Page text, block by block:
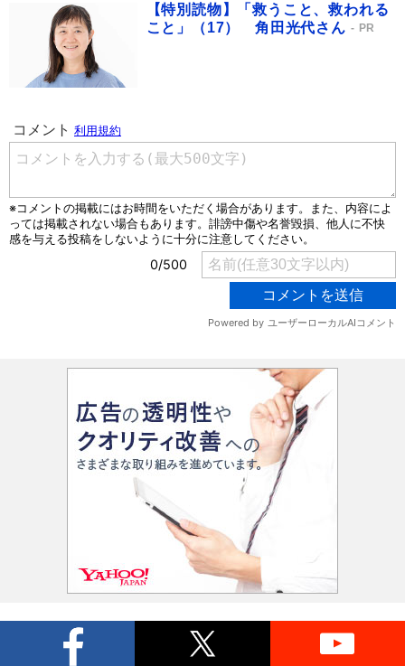
【特別読物】「救うこと、救われる
こと」（17） 角田光代さん
PR